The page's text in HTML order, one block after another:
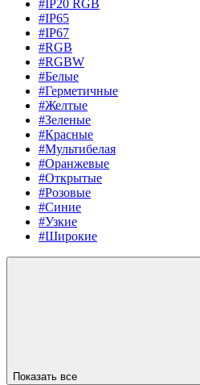
#IP20 RGB
#IP65
#IP67
#RGB
#RGBW
#Белые
#Герметичные
#Желтые
#Зеленые
#Красные
#Мультибелая
#Оранжевые
#Открытые
#Розовые
#Синие
#Узкие
#Широкие
Показать все